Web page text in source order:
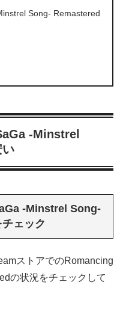
Song- Remastered
-Minstrel
-Minstrel Song-
ェック
ストアでのRomancing
の状況をチェックして